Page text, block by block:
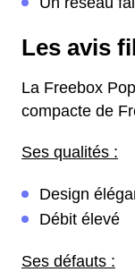
Les avis
La Freebox
compacte de
Ses qualités :
Design
Débit élevé
Ses défauts :